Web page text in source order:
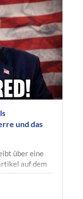
und das
über eine
auf dem
einen